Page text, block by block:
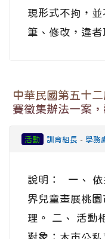
現形式不拘，
筆、修改，違者
中華民國第五十
賽徵集辦法一案
活動 訓育組長 - 學務
說明： 一、 依
界兒童畫展桃
理。 二、 活動